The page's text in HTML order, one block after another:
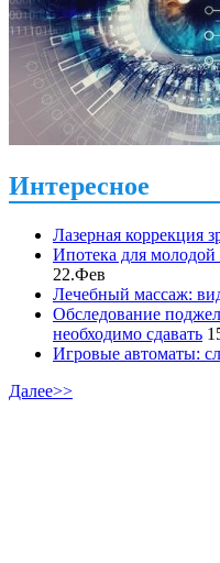
Интересное
Лазерная коррекция
Ипотека для
22.Фев
Лечебный массаж:
Обследование
необходимо сдавать
Игровые автоматы:
Далее>>